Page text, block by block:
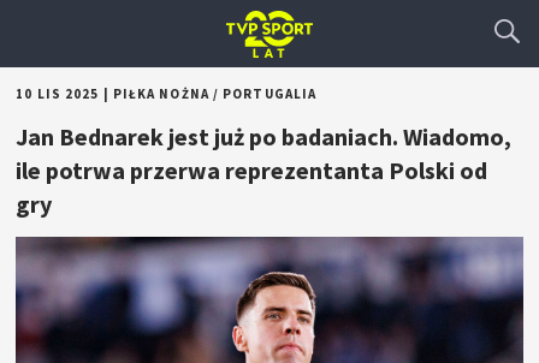
10 LIS 2025 PIŁKA NOŻNA/ PORTUGALIA
Jan Bednarek jest już po badaniach. Wiadomo,
ile potrwa przerwa reprezentanta Polski od
gry